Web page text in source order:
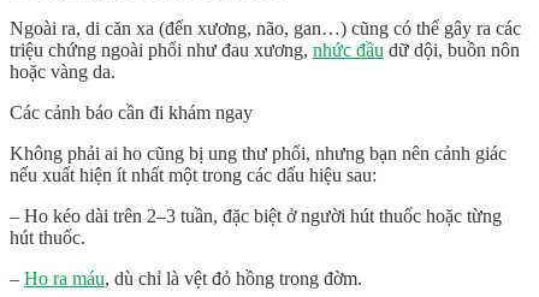
Ngoài ra, di căn xa (đến xương, não, gan…) cũng có thể gây ra các
triệu chứng ngoài phổi như đau xương, nhức đầu dữ dội, buồn nôn
hoặc vàng da.
Các cảnh báo cần đi khám ngay
Không phải ai ho cũng bị ung thư phổi, nhưng bạn nên cảnh giác
nếu xuất hiện ít nhất một trong các dấu hiệu sau:
– Ho kéo dài trên 2–3 tuần, đặc biệt ở người hút thuốc hoặc từng
hút thuốc.
– Ho ra máu, dù chỉ là vệt đỏ hồng trong đờm.